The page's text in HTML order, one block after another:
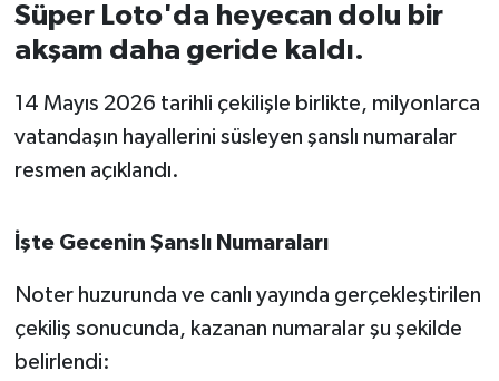
Süper Loto'da heyecan dolu bir
akşam daha geride kaldı.
14 Mayıs 2026 tarihli çekilişle birlikte, milyonlarca
vatandaşın hayallerini süsleyen şanslı numaralar
resmen açıklandı.
İşte Gecenin Şanslı Numaraları
Noter huzurunda ve canlı yayında gerçekleştirilen
çekiliş sonucunda, kazanan numaralar şu şekilde
belirlendi:
Havran
İvrindi
KENT GÜNDEMİ
MAGAZİN